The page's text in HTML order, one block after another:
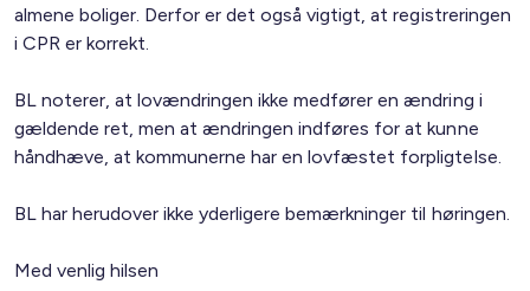
almene boliger. Derfor er det også vigtigt, at registreringen
i CPR er korrekt.
BL noterer, at lovændringen ikke medfører en ændring i
gældende ret, men at ændringen indføres for at kunne
håndhæve, at kommunerne har en lovfæstet forpligtelse.
BL har herudover ikke yderligere bemærkninger til høringen.
Med venlig hilsen